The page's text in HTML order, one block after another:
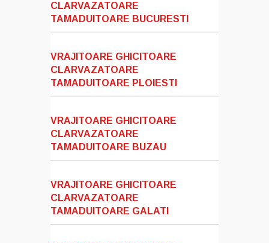
CLARVAZATOARE
TAMADUITOARE BUCURESTI
VRAJITOARE GHICITOARE
CLARVAZATOARE
TAMADUITOARE PLOIESTI
VRAJITOARE GHICITOARE
CLARVAZATOARE
TAMADUITOARE BUZAU
VRAJITOARE GHICITOARE
CLARVAZATOARE
TAMADUITOARE GALATI